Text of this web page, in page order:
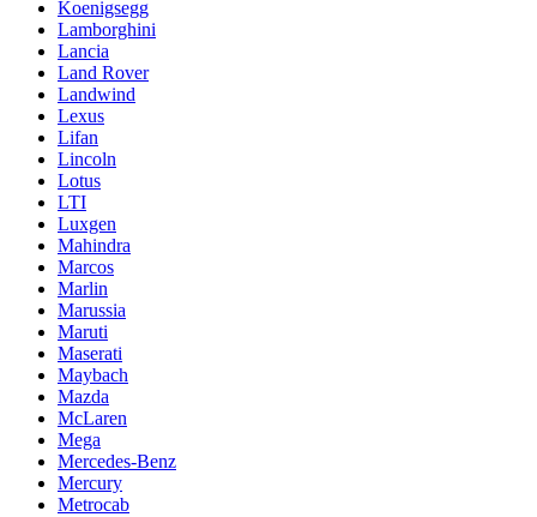
Koenigsegg
Lamborghini
Lancia
Land Rover
Landwind
Lexus
Lifan
Lincoln
Lotus
LTI
Luxgen
Mahindra
Marcos
Marlin
Marussia
Maruti
Maserati
Maybach
Mazda
McLaren
Mega
Mercedes-Benz
Mercury
Metrocab